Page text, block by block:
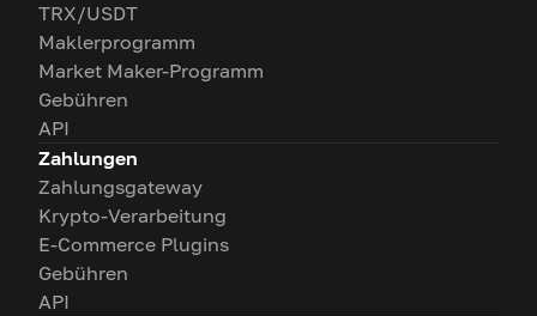
TRX/USDT
Maklerprogramm
Market Maker-Programm
Gebühren
API
Zahlungen
Zahlungsgateway
Krypto-Verarbeitung
E-Commerce Plugins
Gebühren
API